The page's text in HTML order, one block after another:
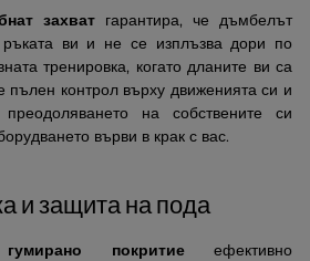
захват гарантира, че дъмбелът
ви и не се изплъзва дори по
тренировка, когато дланите ви са
пълен контрол върху движенията си и
преодоляването на собствените си
върви в крак с вас.
и защита на пода
гумирано покритиеефективно